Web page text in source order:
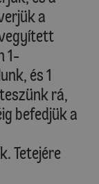
a
1-
és 1
rá,
befedjük a
Tetejére